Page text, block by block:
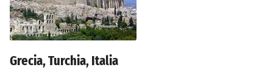
Grecia, Turchia, Italia